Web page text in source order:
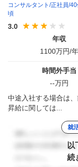
コンサルタント 正社員 40
頃
3.0
年収
1100万円/年
時間外手当
--万円
中途入社する場合は
昇給に関しては...
就
以
続